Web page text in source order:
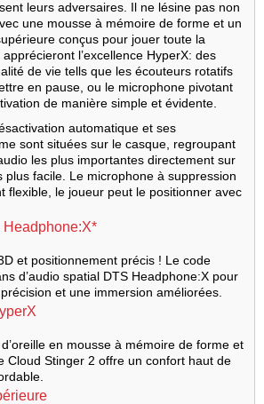
leurs adversaires. Il ne lésine pas non
une mousse à mémoire de forme et un
conçus pour jouer toute la
l’excellence HyperX: des
de vie tells que les écouteurs rotatifs
en pause, ou le microphone pivotant
de manière simple et évidente.
automatique et ses
sont situées sur le casque, regroupant
les plus importantes directement sur
plus facile. Le microphone à suppression
flexible, le joueur peut le positionner avec
et positionnement précis ! Le code
d’audio spatial DTS Headphone:X pour
et une immersion améliorées.
en mousse à mémoire de forme et
Cloud Stinger 2 offre un confort haut de